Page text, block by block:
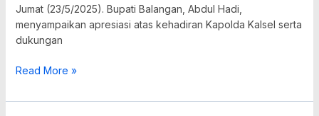
Jumat (23/5/2025). Bupati Balangan, Abdul Hadi,
menyampaikan apresiasi atas kehadiran Kapolda Kalsel serta
dukungan
Read More »